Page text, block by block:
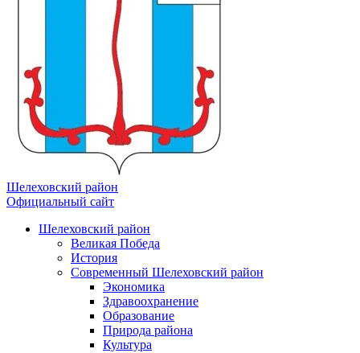
Шелеховский район
Официальный сайт
Шелеховский район
Великая Победа
История
Современный Шелеховский район
Экономика
Здравоохранение
Образование
Природа района
Культура